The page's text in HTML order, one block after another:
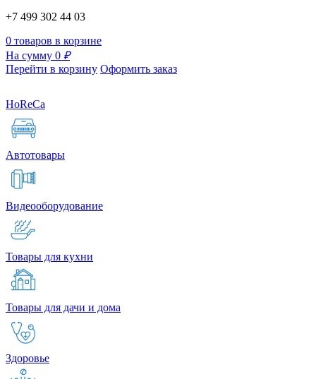
+7 499 302 44 03
0 товаров в корзине
На сумму 0 ₽
Перейти в корзину Оформить заказ
HoReCa
Автотовары
Видеооборудование
Товары для кухни
Товары для дачи и дома
Здоровье